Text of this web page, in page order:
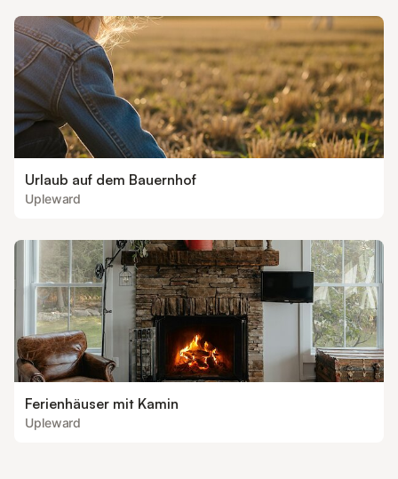
Urlaub auf dem Bauernhof
Upleward
Ferienhäuser mit Kamin
Upleward